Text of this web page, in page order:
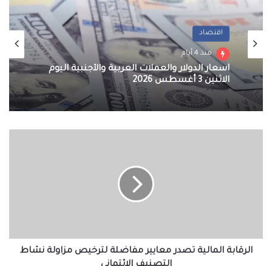
اقتصاد
منذ 4 أيام
أسعار الدولار والعملات العربية والأجنبية اليوم
الاثنين 3 أغسطس 2026
الائتماني
الرقابة المالية تصدر معايير مفاضلة لترخيص مزاولة نشاط